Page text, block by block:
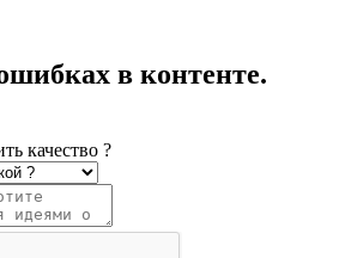
в контенте.
качество ?